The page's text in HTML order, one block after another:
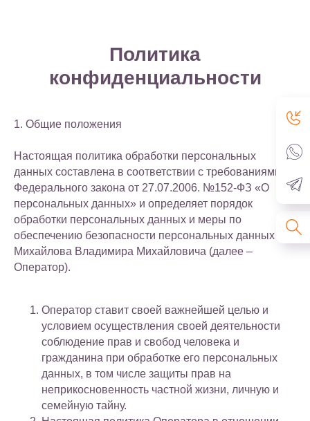
Политика
конфиденциальности
1. Общие положения
Настоящая политика обработки персональных
данных составлена в соответствии с требованиями
Федерального закона от 27.07.2006. №152-ФЗ «О
персональных данных» и определяет порядок
обработки персональных данных и меры по
обеспечению безопасности персональных данных
Михайлова Владимира Михайловича (далее –
Оператор).
Оператор ставит своей важнейшей целью и
условием осуществления своей деятельности
соблюдение прав и свобод человека и
гражданина при обработке его персональных
данных, в том числе защиты прав на
неприкосновенность частной жизни, личную и
семейную тайну.